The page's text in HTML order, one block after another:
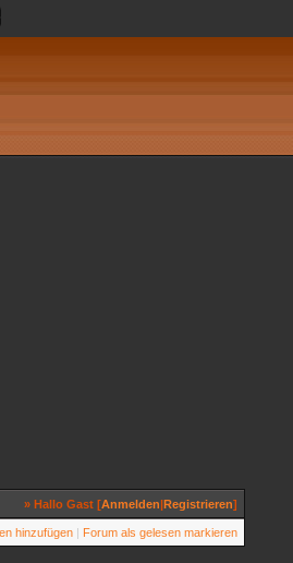
» Hallo Gast [Anmelden|Registrieren]
hinzufügen | Forum als gelesen markieren